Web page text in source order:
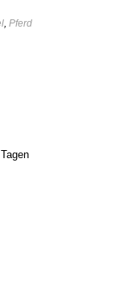
, Pferd